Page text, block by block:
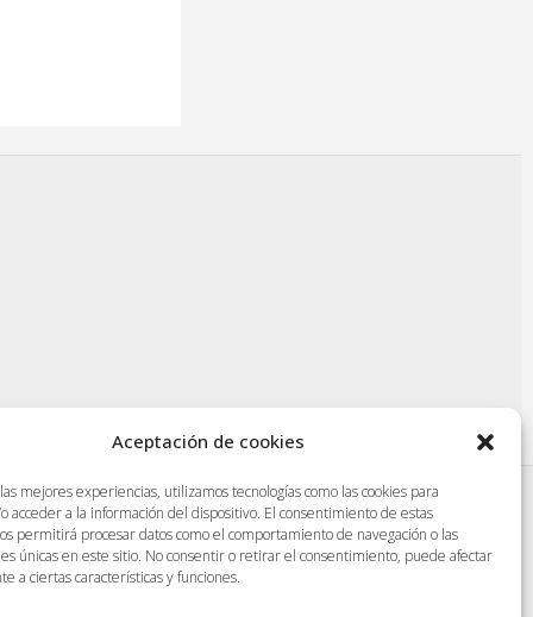
Aceptación de cookies
mejores experiencias, utilizamos tecnologías como las cookies para
acceder a la información del dispositivo. El consentimiento de estas
permitirá procesar datos como el comportamiento de navegación o las
únicas en este sitio. No consentir o retirar el consentimiento, puede afectar
a ciertas características y funciones.
| Protección de datos | Aviso legal |